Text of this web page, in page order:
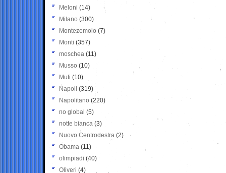
Meloni (14)
Milano (300)
Montezemolo (7)
Monti (357)
moschea (11)
Musso (10)
Muti (10)
Napoli (319)
Napolitano (220)
no global (5)
notte bianca (3)
Nuovo Centrodestra (2)
Obama (11)
olimpiadi (40)
Oliveri (4)